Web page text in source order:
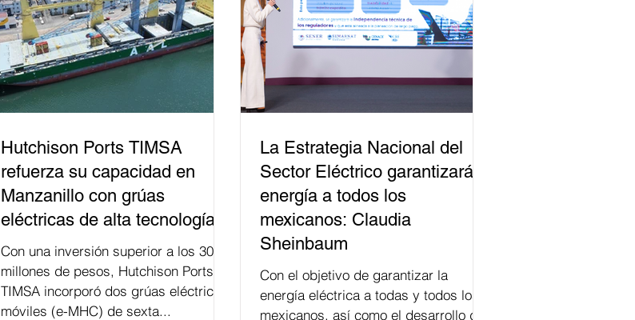
personas capacitadas no forma
Hutchison Ports TIMSA
refuerza su capacidad en
Manzanillo con grúas
eléctricas de alta tecnología
Con una inversión superior a los 300
millones de pesos, Hutchison Ports
TIMSA incorporó dos grúas eléctricas
móviles (e-MHC) de sexta...
La Estrategia Nacional del
Sector Eléctrico garantizará
energía a todos los
mexicanos: Claudia
Sheinbaum
Con el objetivo de garantizar la
energía eléctrica a todas y todos los
mexicanos, así como el desarrollo del